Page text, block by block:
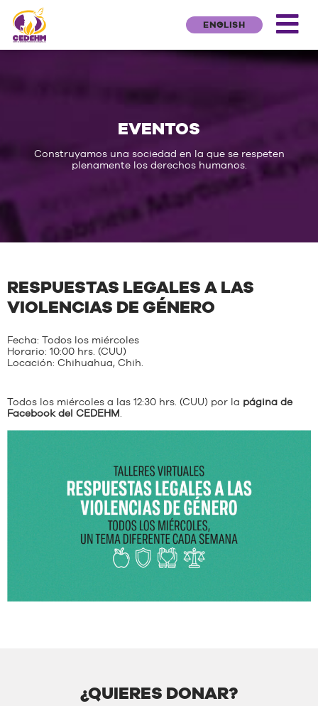
ENGLISH
EVENTOS
Construyamos una sociedad en la que se respeten
plenamente los derechos humanos.
RESPUESTAS LEGALES A LAS
VIOLENCIAS DE GÉNERO
Fecha: Todos los miércoles
Horario: 10:00 hrs. (CUU)
Locación: Chihuahua, Chih.
Todos los miércoles a las 12:30 hrs. (CUU) por la página de
Facebook del CEDEHM.
¿QUIERES DONAR?